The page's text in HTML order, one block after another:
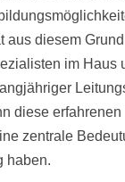
aus diesem
im Haus
diese
zentrale
haben.